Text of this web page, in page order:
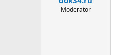
Moderator